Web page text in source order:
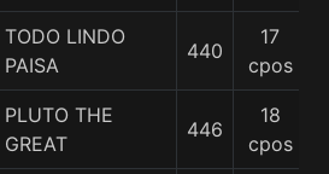
TODO LINDO
PAISA
440
17
cpos
PLUTO THE
GREAT
446
18
cpos